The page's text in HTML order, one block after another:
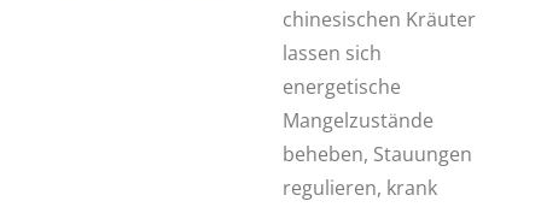
chinesischen Kräuter
lassen sich
energetische
Mangelzustände
beheben, Stauungen
regulieren, krank